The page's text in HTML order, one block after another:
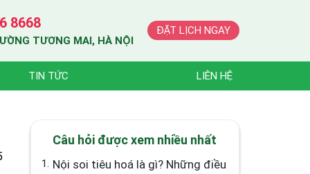
8668
TƯƠNG MAI, HÀ NỘI
ĐẶT LỊCH NGAY
TIN TỨC LIÊN HỆ
Câu hỏi được xem nhiều nhất
1. Nội soi tiêu hoá là gì? Những điều